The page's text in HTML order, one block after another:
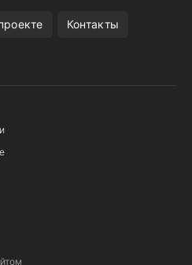
Контакты